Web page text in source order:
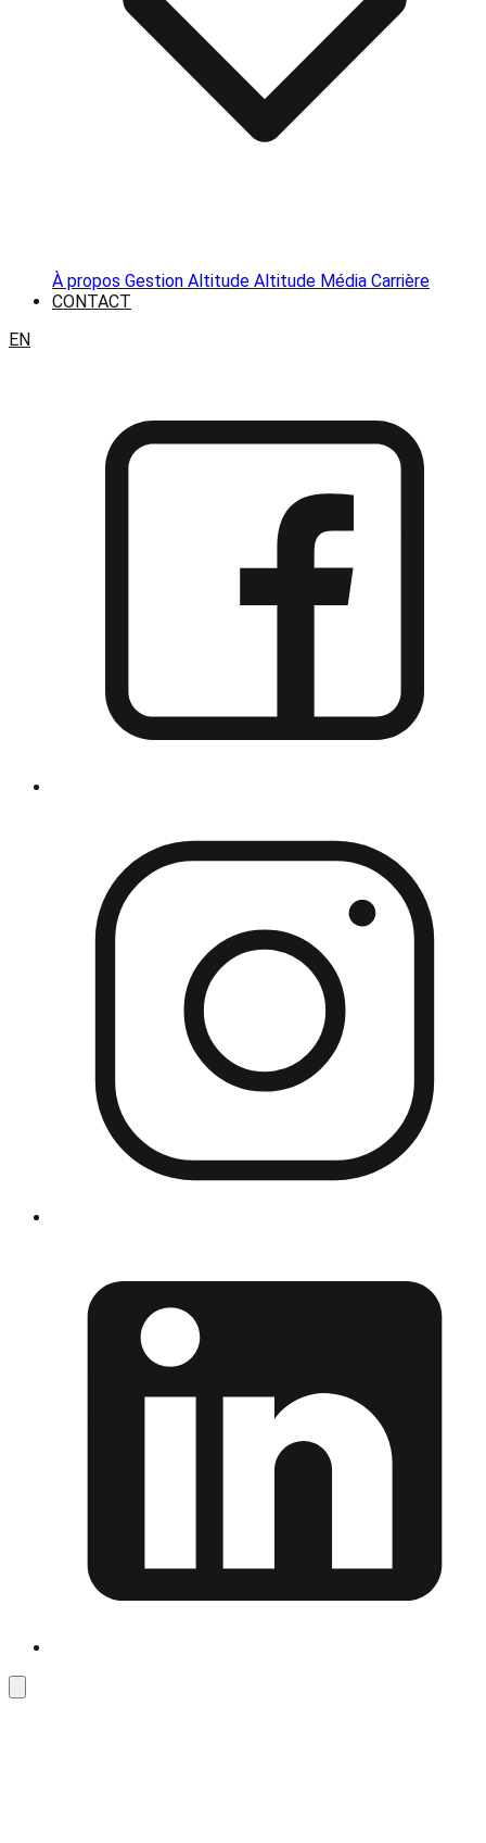
À propos Gestion Altitude Altitude Média Carrière
CONTACT
EN